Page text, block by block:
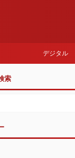
デジタル
索